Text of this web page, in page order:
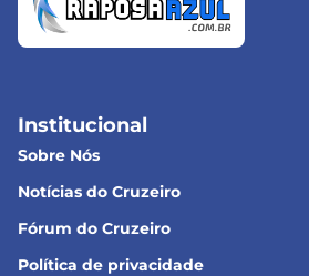
Institucional
Sobre Nós
Notícias do Cruzeiro
Fórum do Cruzeiro
Política de privacidade